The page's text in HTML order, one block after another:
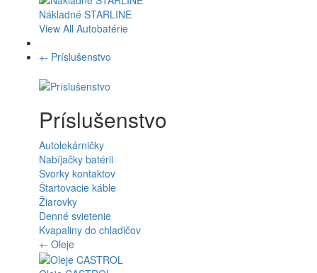
Nákladné STARLINE
View All Autobatérie
+- Príslušenstvo
Príslušenstvo
Autolekárničky
Nabíjačky batérii
Svorky kontaktov
Štartovacie káble
Žiarovky
Denné svietenie
Kvapaliny do chladičov
+- Oleje